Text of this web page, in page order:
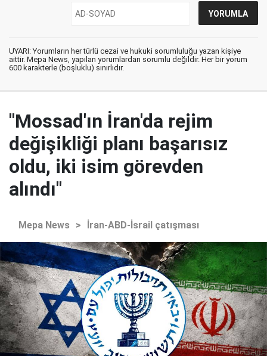
UYARI: Yorumların her türlü cezai ve hukuki sorumluluğu yazan kişiye
aittir. Mepa News, yapılan yorumlardan sorumlu değildir. Her bir yorum
600 karakterle (boşluklu) sınırlıdır.
"Mossad'ın İran'da rejim
değişikliği planı başarısız
oldu, iki isim görevden
alındı"
Mepa News > İran-ABD-İsrail çatışması